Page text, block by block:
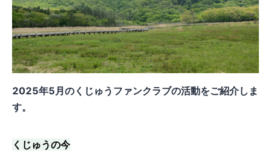
2025年5月のくじゅうファンクラブの活動をご紹介しま
す。
くじゅうの今